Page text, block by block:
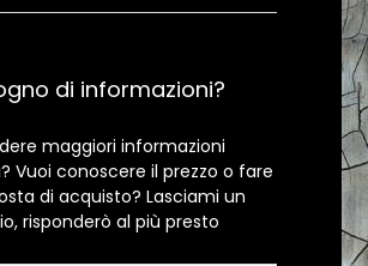
di informazioni?
maggiori informazioni
Vuoi conoscere il prezzo o fare
di acquisto? Lasciami un
risponderò al più presto